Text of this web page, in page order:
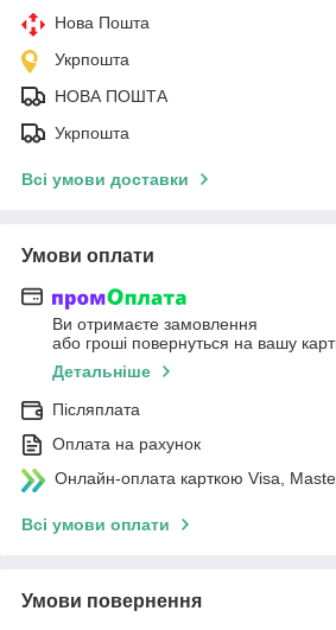
Нова Пошта
Укрпошта
НОВА ПОШТА
Укрпошта
Всі умови доставки
Умови оплати
Ви отримаєте замовлення
або гроші повернуться на вашу
Детальніше
Післяплата
Оплата на рахунок
Онлайн-оплата карткою Visa,
Всі умови оплати
Умови повернення